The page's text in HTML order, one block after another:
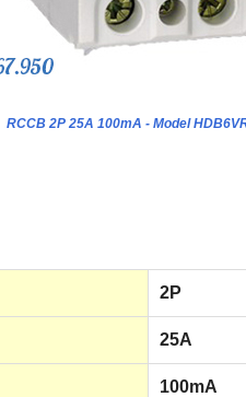
Tủ nhựa âm tường 18 module - Model
HDPZ50PR18IP30F
RCCB 2P 25A 100mA - Model
2P
25A
100mA